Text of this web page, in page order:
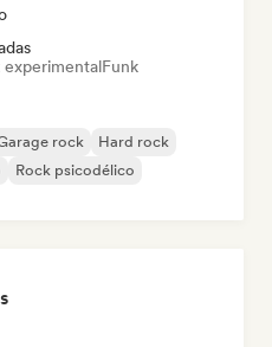
experimentalFunk
rock
Hard rock
Rock psicodélico